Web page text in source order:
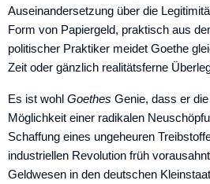
Auseinandersetzung über die
Form von Papiergeld, praktisch aus
politischer Praktiker meidet Goethe
Zeit oder gänzlich realitätsferne
Es ist wohl Goethes Genie, dass er
Möglichkeit einer radikalen
Schaffung eines ungeheuren
industri­ellen Revolution früh
Geldwesen in den deutschen